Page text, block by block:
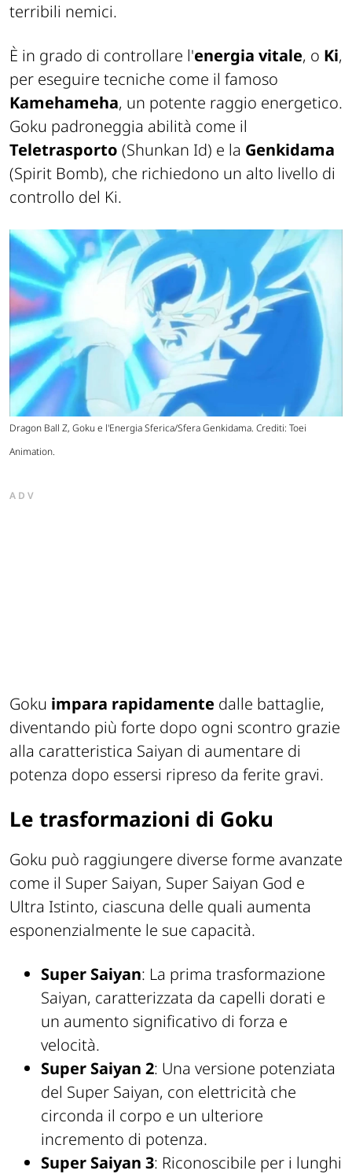
terribili nemici.
È in grado di controllare l'energia vitale, o Ki,
per eseguire tecniche come il famoso
Kamehameha, un potente raggio energetico.
Goku padroneggia abilità come il
Teletrasporto (Shunkan Id) e la Genkidama
(Spirit Bomb), che richiedono un alto livello di
controllo del Ki.
Dragon Ball Z, Goku e l'Energia Sferica/Sfera Genkidama. Crediti: Toei
Animation.
ADV
Goku impara rapidamente dalle battaglie,
diventando più forte dopo ogni scontro grazie
alla caratteristica Saiyan di aumentare di
potenza dopo essersi ripreso da ferite gravi.
Le trasformazioni di Goku
Goku può raggiungere diverse forme avanzate
come il Super Saiyan, Super Saiyan God e
Ultra Istinto, ciascuna delle quali aumenta
esponenzialmente le sue capacità.
Super Saiyan: La prima trasformazione
Saiyan, caratterizzata da capelli dorati e
un aumento significativo di forza e
velocità.
Super Saiyan 2: Una versione potenziata
del Super Saiyan, con elettricità che
circonda il corpo e un ulteriore
incremento di potenza.
Super Saiyan 3: Riconoscibile per i lunghi